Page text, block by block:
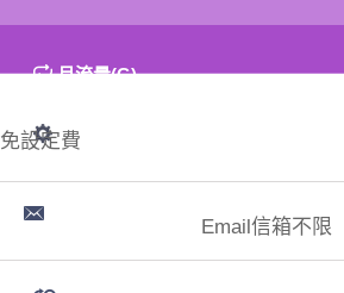
月流量(G)
免設定費
Email信箱不限